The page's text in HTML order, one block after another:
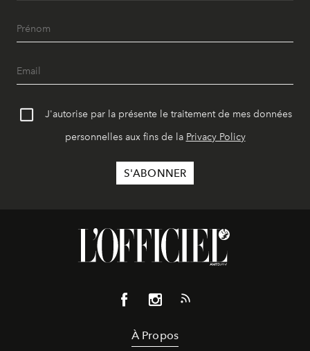
J'autorise par la présente le traitement de mes données
personnelles aux fins de la Privacy Policy
À Propos